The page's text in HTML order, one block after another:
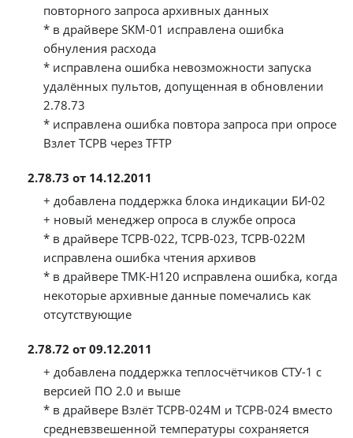
повторного запроса архивных данных
* в драйвере SKM-01 исправлена ошибка
обнуления расхода
* исправлена ошибка невозможности запуска
удалённых пультов, допущенная в обновлении
2.78.73
* исправлена ошибка повтора запроса при опросе
Взлет ТСРВ через TFTP
2.78.73 от 14.12.2011
+ добавлена поддержка блока индикации БИ-02
+ новый менеджер опроса в службе опроса
* в драйвере ТСРВ-022, ТСРВ-023, ТСРВ-022М
исправлена ошибка чтения архивов
* в драйвере ТМК-Н120 исправлена ошибка, когда
некоторые архивные данные помечались как
отсутствующие
2.78.72 от 09.12.2011
+ добавлена поддержка теплосчётчиков СТУ-1 с
версией ПО 2.0 и выше
* в драйвере Взлёт ТСРВ-024М и ТСРВ-024 вместо
средневзвешенной температуры сохраняется